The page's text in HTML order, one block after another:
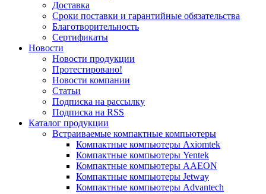
Доставка
Сроки поставки и гарантийные обязательства
Благотворительность
Сертификаты
Новости
Новости продукции
Протестировано!
Новости компании
Статьи
Подписка на рассылку
Подписка на RSS
Каталог продукции
Встраиваемые компактные компьютеры
Компактные компьютеры Axiomtek
Компактные компьютеры Yentek
Компактные компьютеры AAEON
Компактные компьютеры Jetway
Компактные компьютеры Advantech